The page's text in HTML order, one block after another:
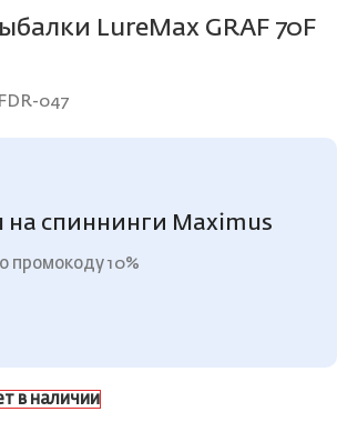
LureMax GRAF 70F
047
на спиннинги Maximus
промокоду 10%
в наличии